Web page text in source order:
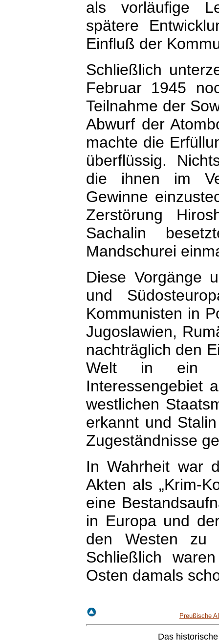
als vorläufige
spätere
Einfluß der
Schließlich
Februar 1945
Teilnahme der
Abwurf der
machte die
überflüssig.
die ihnen im
Gewinne
Zerstörung
Sachalin
Mandschurei
Diese Vorgänge
und
Kommunisten in
Jugoslawien,
nachträglich den
Welt in ein
Interessengebiet
westlichen
erkannt und
Zugeständnisse
In Wahrheit war
Akten als „Krim-
eine
in Europa und
den Westen zu
Schließlich
Osten damals
Preußische
Das